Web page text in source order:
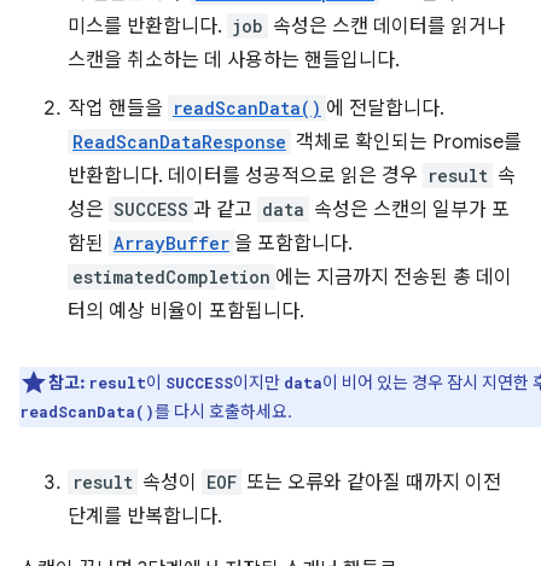
미스를 반환합니다. job 속성은 스캔 데이터를 읽거나
스캔을 취소하는 데 사용하는 핸들입니다.
작업 핸들을 readScanData() 에 전달합니다.
ReadScanDataResponse 객체로 확인되는 Promise를
반환합니다. 데이터를 성공적으로 읽은 경우 result 속
성은 SUCCESS 과 같고 data 속성은 스캔의 일부가 포
함된 ArrayBuffer 을 포함합니다.
estimatedCompletion 에는 지금까지 전송된 총 데이
터의 예상 비율이 포함됩니다.
참고: result이 SUCCESS이지만 data이 비어 있는 경우 잠시 지연한
readScanData()를 다시 호출하세요.
result 속성이 EOF 또는 오류와 같아질 때까지 이전
단계를 반복합니다.